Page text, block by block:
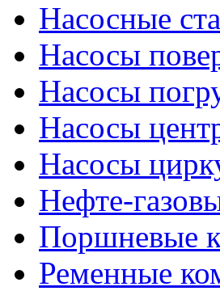
Насосные
Насосы
Насосы
Насосы
Насосы
Нефте-
Поршневые
Ременные